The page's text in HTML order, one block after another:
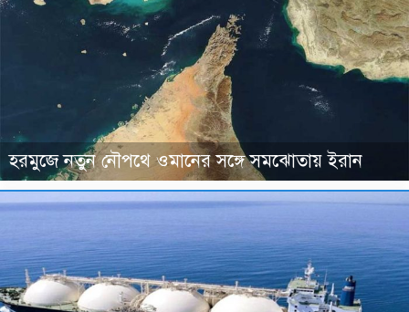
হরমুজে নতুন নৌপথে ওমানের সঙ্গে সমঝোতায় ইরান